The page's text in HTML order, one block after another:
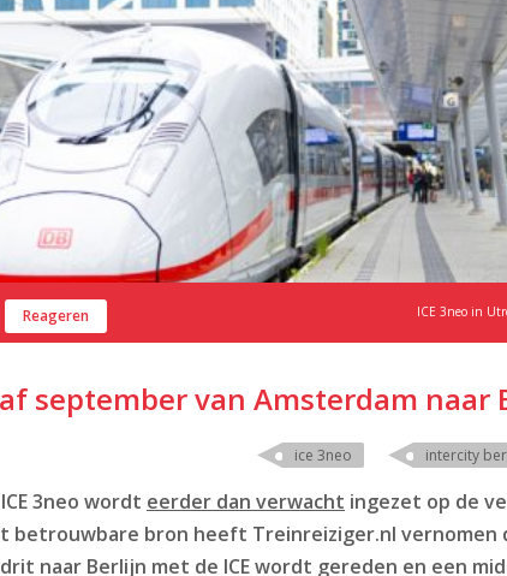
Reageren ICE 3neo in
september van Amsterdam naar
ice 3neo intercity
3neo wordt eerder dan verwacht ingezet op de
betrouwbare bron heeft Treinreiziger.nl vernomen
naar Berlijn met de ICE wordt gereden en een